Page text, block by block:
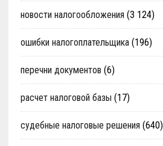
новости налогообложения (3 124)
ошибки налогоплательщика(196)
перечни документов (6)
расчет налоговой базы (17)
судебные налоговые решения (640)